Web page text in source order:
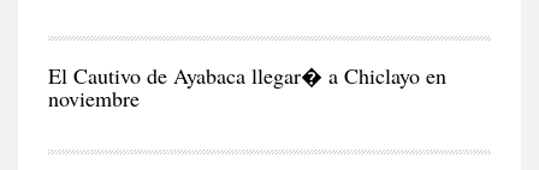
El Cautivo de Ayabaca llegar� a Chiclayo en
noviembre